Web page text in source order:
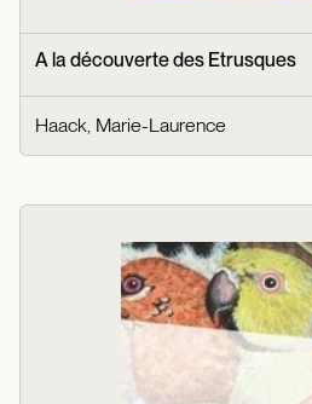
A la découverte des Etrusques
Haack, Marie-Laurence